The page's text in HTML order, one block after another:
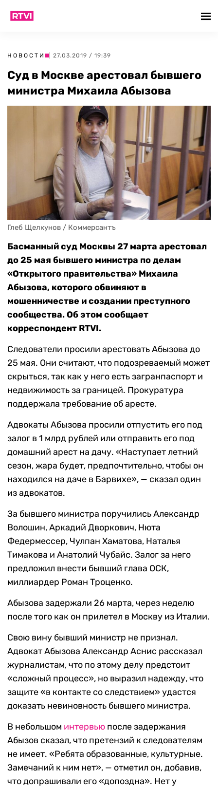
НОВОСТИ | 27.03.2019 / 19:39
Суд в Москве арестовал бывшего
министра Михаила Абызова
Глеб Щелкунов / Коммерсантъ
Басманный суд Москвы 27 марта арестовал
до 25 мая бывшего министра по делам
«Открытого правительства» Михаила
Абызова, которого обвиняют в
мошенничестве и создании преступного
сообщества. Об этом сообщает
корреспондент RTVI.
Следователи просили арестовать Абызова до
25 мая. Они считают, что подозреваемый может
скрыться, так как у него есть загранпаспорт и
недвижимость за границей. Прокуратура
поддержала требование об аресте.
Адвокаты Абызова просили отпустить его под
залог в 1 млрд рублей или отправить его под
домашний арест на дачу. «Наступает летний
сезон, жара будет, предпочтительно, чтобы он
находился на даче в Барвихе», — сказал один
из адвокатов.
За бывшего министра поручились Александр
Волошин, Аркадий Дворкович, Нюта
Федермессер, Чулпан Хаматова, Наталья
Тимакова и Анатолий Чубайс. Залог за него
предложил внести бывший глава ОСК,
миллиардер Роман Троценко.
Абызова задержали 26 марта, через неделю
после того как он прилетел в Москву из Италии.
Свою вину бывший министр не признал.
Адвокат Абызова Александр Аснис рассказал
журналистам, что по этому делу предстоит
«сложный процесс», но выразил надежду, что
защите «в контакте со следствием» удастся
доказать невиновность бывшего министра.
В небольшом интервью после задержания
Абызов сказал, что претензий к следователям
не имеет. «Ребята образованные, культурные.
Замечаний к ним нет», — отметил он, добавив,
что допрашивали его «допоздна». Нет у